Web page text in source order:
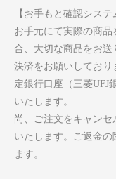
【お手もと確認シス
お手元にて実際の商
合、大切な商品をお
決済をお願いしてお
定銀行口座（三菱UFJ
いたします。
尚、ご注文をキャン
いたします。ご返金
ます。